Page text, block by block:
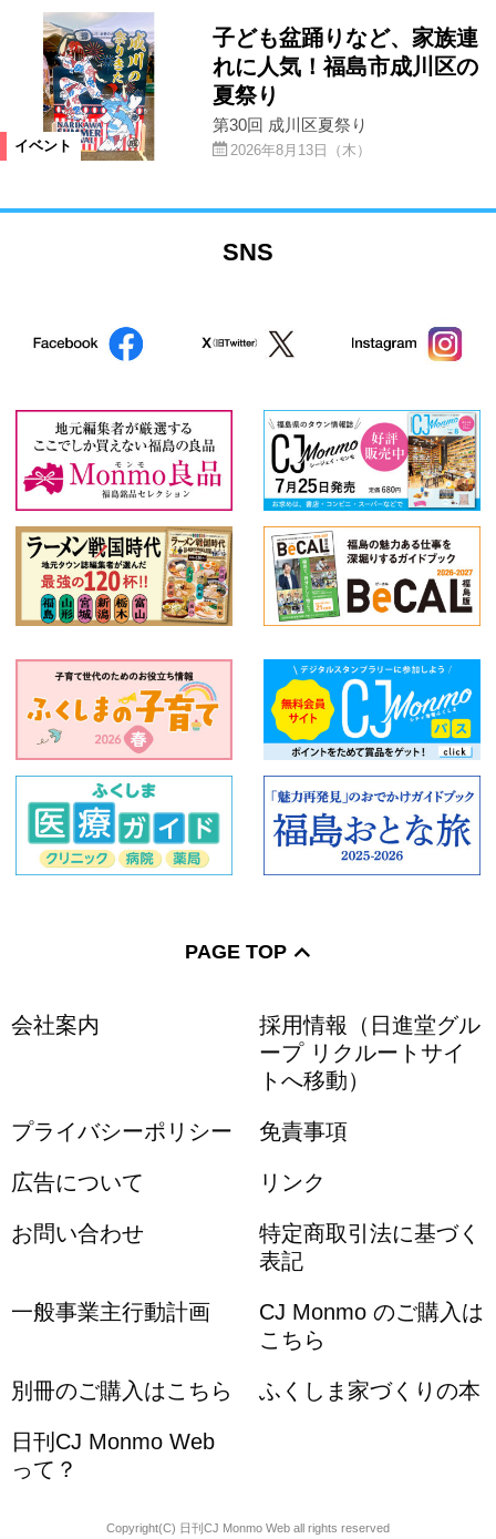
イベント
子ども盆踊りなど、家族連
れに人気！福島市成川区の
夏祭り
第30回 成川区夏祭り
2026年8月13日（木）
SNS
PAGE TOP
会社案内
採用情報（日進堂グル
ープ リクルートサイ
トへ移動）
プライバシーポリシー 免責事項
広告について リンク
お問い合わせ
特定商取引法に基づく
表記
一般事業主行動計画
CJ Monmo のご購入は
こちら
別冊のご購入はこちら ふくしま家づくりの本
日刊CJ Monmo Web
って？
Copyright(C) 日刊CJ Monmo Web all rights reserved